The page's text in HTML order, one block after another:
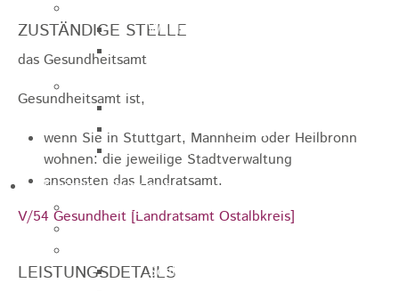
Wahlen Aktuell
Online Beteiligung
Zukunfts Team
Freizeit / Tourismus
Gastgeber
Veranstaltungen
Schloss
ZUSTÄNDIGE STELLE
das Gesundheitsamt
Gesundheitsamt ist,
wenn Sie in Stuttgart, Mannheim oder Heilbronn
wohnen: die jeweilige Stadtverwaltung
ansonsten das Landratsamt.
V/54 Gesundheit [Landratsamt Ostalbkreis]
LEISTUNGSDETAILS